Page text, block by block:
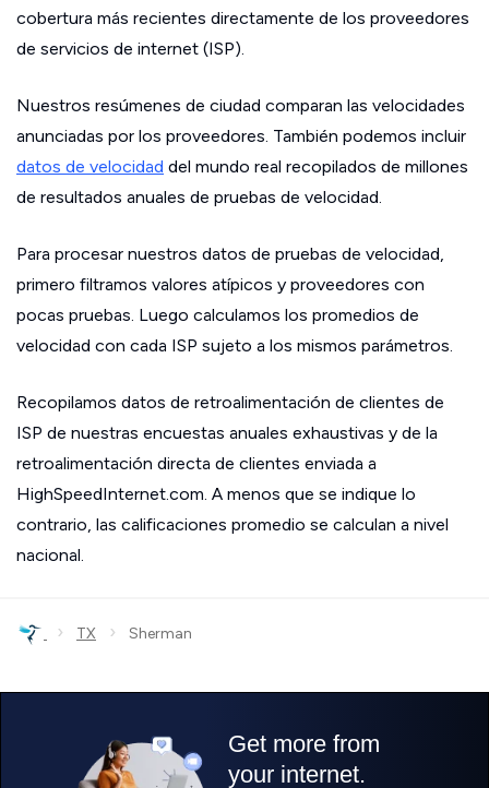
cobertura más recientes directamente de los proveedores
de servicios de internet (ISP).
Nuestros resúmenes de ciudad comparan las velocidades
anunciadas por los proveedores. También podemos incluir
datos de velocidad del mundo real recopilados de millones
de resultados anuales de pruebas de velocidad.
Para procesar nuestros datos de pruebas de velocidad,
primero filtramos valores atípicos y proveedores con
pocas pruebas. Luego calculamos los promedios de
velocidad con cada ISP sujeto a los mismos parámetros.
Recopilamos datos de retroalimentación de clientes de
ISP de nuestras encuestas anuales exhaustivas y de la
retroalimentación directa de clientes enviada a
HighSpeedInternet.com. A menos que se indique lo
contrario, las calificaciones promedio se calculan a nivel
nacional.
› TX › Sherman